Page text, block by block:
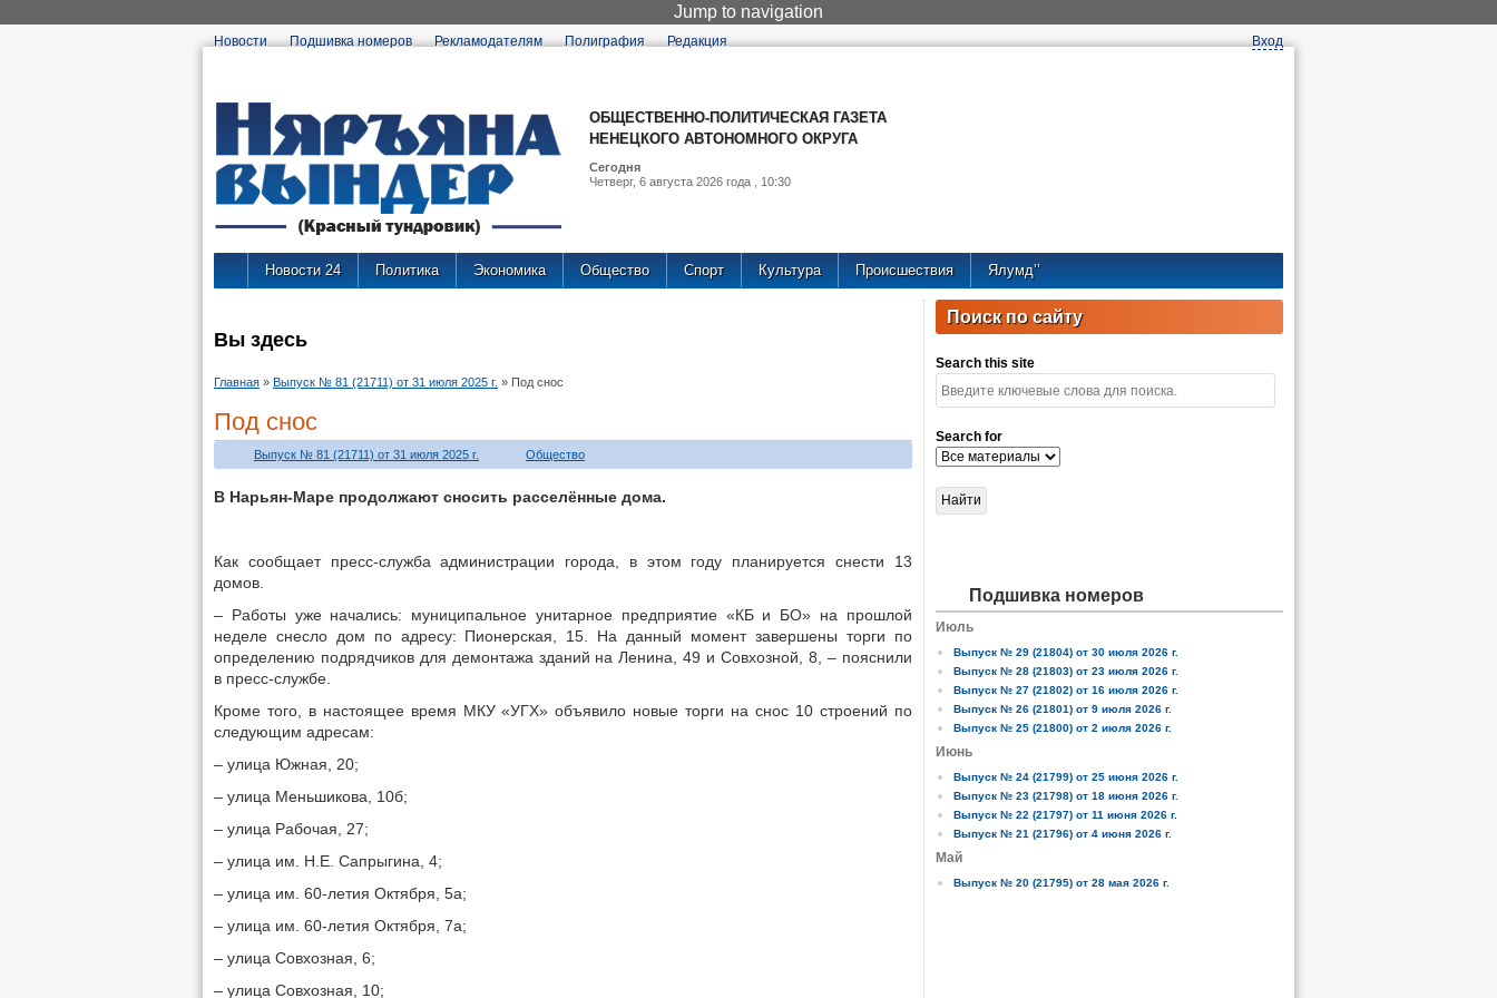
Jump to navigation
Новости Подшивка номеров Рекламодателям Полиграфия Редакция Вход
ОБЩЕСТВЕННО-ПОЛИТИЧЕСКАЯ ГАЗЕТА
НЕНЕЦКОГО АВТОНОМНОГО ОКРУГА
Сегодня
Четверг, 6 августа 2026 года , 10:30
Новости 24 Политика Экономика Общество Спорт Культура Происшествия Ялумд’’
Вы здесь
Главная » Выпуск № 81 (21711) от 31 июля 2025 г. » Под снос
Под снос
Выпуск № 81 (21711) от 31 июля 2025 г. Общество
В Нарьян-Маре продолжают сносить расселённые дома.
Как сообщает пресс-служба администрации города, в этом году планируется снести 13
домов.
– Работы уже начались: муниципальное унитарное предприятие «КБ и БО» на прошлой
неделе снесло дом по адресу: Пионерская, 15. На данный момент завершены торги по
определению подрядчиков для демонтажа зданий на Ленина, 49 и Совхозной, 8, – пояснили
в пресс-службе.
Кроме того, в настоящее время МКУ «УГХ» объявило новые торги на снос 10 строений по
следующим адресам:
– улица Южная, 20;
– улица Меньшикова, 10б;
– улица Рабочая, 27;
– улица им. Н.Е. Сапрыгина, 4;
– улица им. 60-летия Октября, 5а;
– улица им. 60-летия Октября, 7а;
– улица Совхозная, 6;
– улица Совхозная, 10;
Поиск по сайту
Search this site
Search for
Подшивка номеров
Июль
Выпуск № 29 (21804) от 30 июля 2026 г.
Выпуск № 28 (21803) от 23 июля 2026 г.
Выпуск № 27 (21802) от 16 июля 2026 г.
Выпуск № 26 (21801) от 9 июля 2026 г.
Выпуск № 25 (21800) от 2 июля 2026 г.
Июнь
Выпуск № 24 (21799) от 25 июня 2026 г.
Выпуск № 23 (21798) от 18 июня 2026 г.
Выпуск № 22 (21797) от 11 июня 2026 г.
Выпуск № 21 (21796) от 4 июня 2026 г.
Май
Выпуск № 20 (21795) от 28 мая 2026 г.